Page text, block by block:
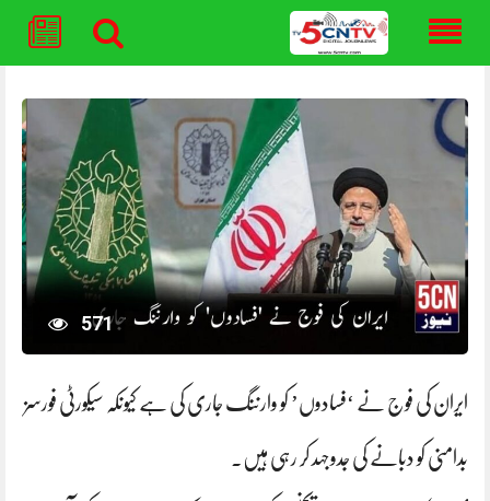
content
571
ایران کی فوج نے ‘فسادوں’ کو وارننگ جاری کی ہے کیونکہ سیکورٹی فورسز
بدامنی کو دبانے کی جدوجہد کر رہی ہیں۔